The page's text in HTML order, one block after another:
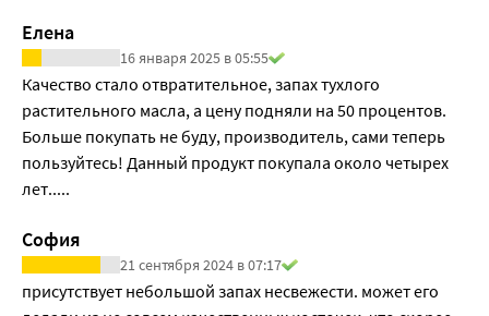
Елена
16 января 2025 в 05:55
Качество стало отвратительное, запах тухлого
растительного масла, а цену подняли на 50 процентов.
Больше покупать не буду, производитель, сами теперь
пользуйтесь! Данный продукт покупала около четырех
лет.....
София
21 сентября 2024 в 07:17
присутствует небольшой запах несвежести. может его